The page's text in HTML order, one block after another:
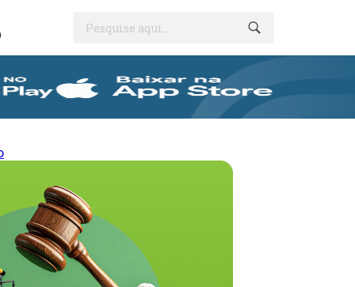
Pesquise aqui...